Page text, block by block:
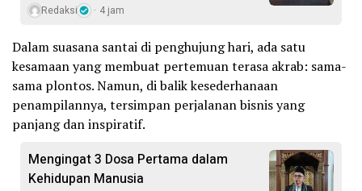
Redaksi 4 jam
Dalam suasana santai di penghujung hari, ada satu
kesamaan yang membuat pertemuan terasa akrab: sama-
sama plontos. Namun, di balik kesederhanaan
penampilannya, tersimpan perjalanan bisnis yang
panjang dan inspiratif.
Mengingat 3 Dosa Pertama dalam
Kehidupan Manusia